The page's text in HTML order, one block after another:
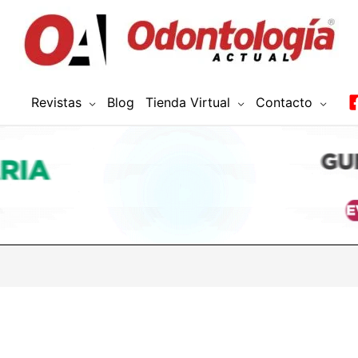
Revistas Blog Tienda Virtual Contacto